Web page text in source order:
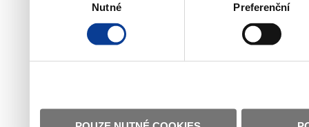
Nutné Preferenční